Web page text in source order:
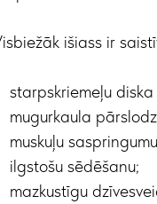
išiass ir
starpskriemeļu diska
mugurkaula
muskuļu
ilgstošu sēdēšanu;
mazkustīgu